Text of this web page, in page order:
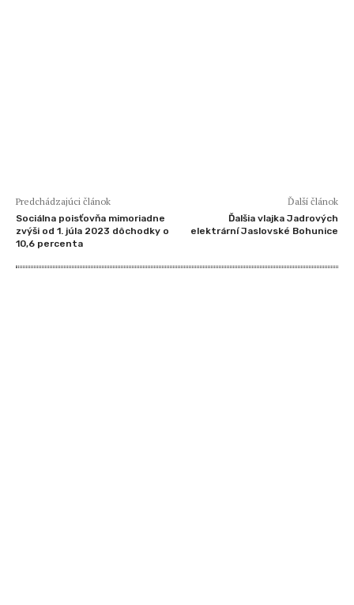
Predchádzajúci článok
Sociálna poisťovňa mimoriadne
zvýši od 1. júla 2023 dôchodky o
10,6 percenta
Ďalší článok
Ďalšia vlajka Jadrových
elektrární Jaslovské Bohunice